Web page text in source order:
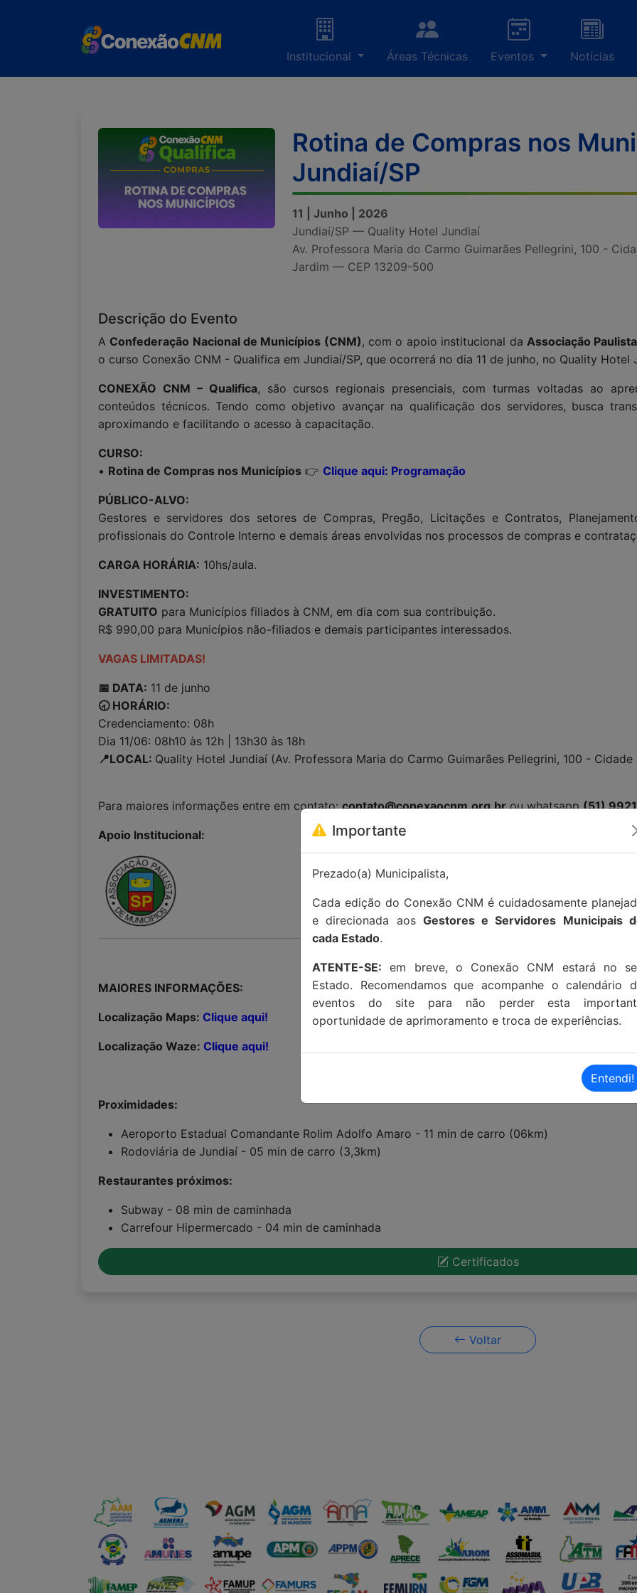
Institucional Áreas Técnicas Eventos Notícias
Rotina de Compras nos
Jundiaí/SP
11 | Junho | 2026
Jundiaí/SP — Quality Hotel Jundiaí
Av. Professora Maria do Carmo Guimarães Pellegrini, 100 -
Jardim — CEP 13209-500
Descrição do Evento
A Confederação Nacional de Municípios (CNM), com o apoio institucional da Associação
o curso Conexão CNM - Qualifica em Jundiaí/SP, que ocorrerá no dia 11 de junho, no Quality Hotel
CONEXÃO CNM – Qualifica, são cursos regionais presenciais, com turmas voltadas ao
conteúdos técnicos. Tendo como objetivo avançar na qualificação dos servidores, busca
aproximando e facilitando o acesso à capacitação.
CURSO:
• Rotina de Compras nos Municípios 👉 Clique aqui: Programação
PÚBLICO-ALVO:
Gestores e servidores dos setores de Compras, Pregão, Licitações e Contratos,
profissionais do Controle Interno e demais áreas envolvidas nos processos de compras e
CARGA HORÁRIA: 10hs/aula.
INVESTIMENTO:
GRATUITO para Municípios filiados à CNM, em dia com sua contribuição.
R$ 990,00 para Municípios não-filiados e demais participantes interessados.
VAGAS LIMITADAS!
📅 DATA: 11 de junho
🕣 HORÁRIO:
Credenciamento: 08h
Dia 11/06: 08h10 às 12h | 13h30 às 18h
📍LOCAL: Quality Hotel Jundiaí (Av. Professora Maria do Carmo Guimarães Pellegrini, 100 -
Para maiores informações entre em contato:contato@conexaocnm.org.brou whatsapp(51)
Apoio Institucional:
MAIORES INFORMAÇÕES:
Localização Maps: Clique aqui!
Localização Waze: Clique aqui!
Proximidades:
Aeroporto Estadual Comandante Rolim Adolfo Amaro - 11 min de carro (06km)
Rodoviária de Jundiaí - 05 min de carro (3,3km)
Restaurantes próximos:
Subway - 08 min de caminhada
Carrefour Hipermercado - 04 min de caminhada
Certificados
Voltar
Importante
Prezado(a) Municipalista,
Cada edição do Conexão CNM é cuidadosamente
e direcionada aos Gestores e Servidores Municipais
cada Estado.
ATENTE-SE: em breve, o Conexão CNM estará no
Estado. Recomendamos que acompanhe o calendário
eventos do site para não perder esta
oportunidade de aprimoramento e troca de experiências.
Entendi!